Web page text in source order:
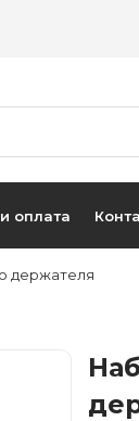
оплата
держателя